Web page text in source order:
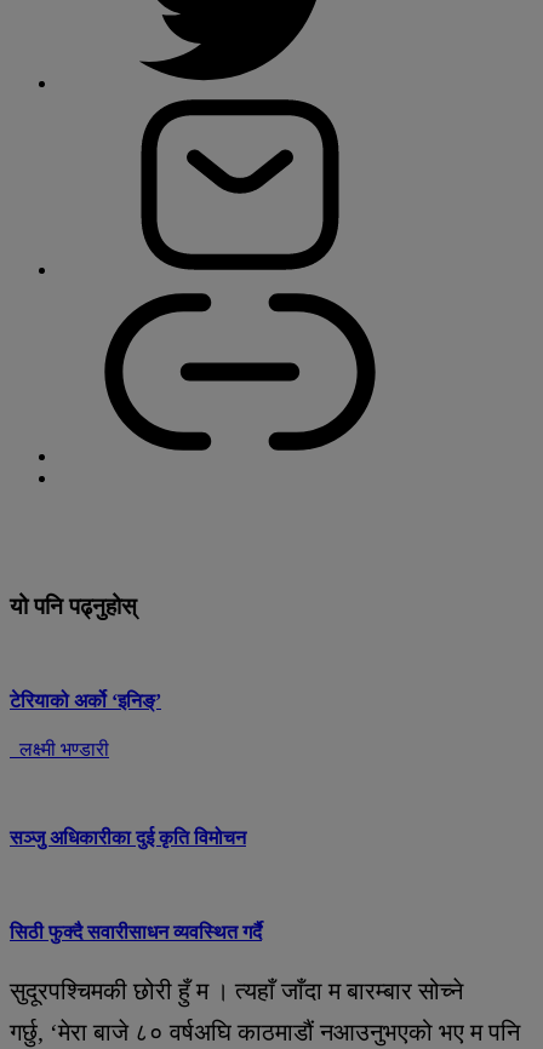
यो पनि पढ्नुहोस्
टेरियाको अर्को ‘इनिङ्’
लक्ष्मी भण्डारी
सञ्जु अधिकारीका दुई कृति विमोचन
सिठी फुक्दै सवारीसाधन व्यवस्थित गर्दै
सुदूरपश्चिमकी छोरी हुँ म । त्यहाँ जाँदा म बारम्बार सोच्ने
गर्छु, ‘मेरा बाजे ८० वर्षअघि काठमाडौं नआउनुभएको भए म पनि